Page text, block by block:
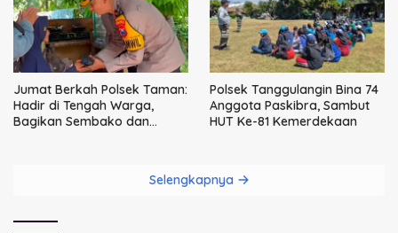
Jumat Berkah Polsek Taman:
Hadir di Tengah Warga,
Bagikan Sembako dan
Polsek Tanggulangin Bina 74
Anggota Paskibra, Sambut
HUT Ke-81 Kemerdekaan
Selengkapnya